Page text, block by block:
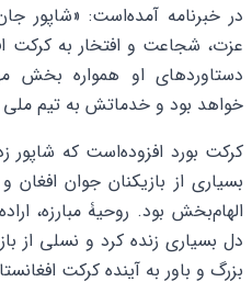
در خبرنامه آمده‌است: «شاپور
عزت، شجاعت و افتخار به کرکت
دستاوردهای او همواره بخش
خواهد بود و خدماتش به تیم
کرکت بورد افزوده‌است که شاپور
بسیاری از بازیکنان جوان
الهام‌بخش بود. روحیۀ مبارزه،
دل بسیاری زنده کرد و نسلی از
بزرگ و باور به آینده کرکت